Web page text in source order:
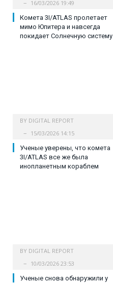
16/03/2026 19:49
Комета 3I/ATLAS пролетает
мимо Юпитера и навсегда
покидает Солнечную систему
BY DIGITAL REPORT
15/03/2026 14:15
Ученые уверены, что комета
3I/ATLAS все же была
инопланетным кораблем
BY DIGITAL REPORT
10/03/2026 23:53
Ученые снова обнаружили у